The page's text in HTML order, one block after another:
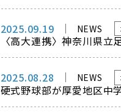
2025.09.19 NEWS
〈高大連携〉神奈川県
2025.08.28 NEWS
硬式野球部が厚愛地区中